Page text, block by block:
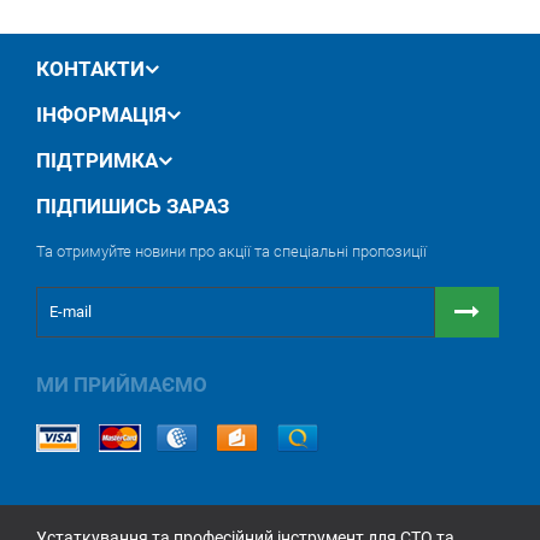
КОНТАКТИ
ІНФОРМАЦІЯ
ПІДТРИМКА
ПІДПИШИСЬ ЗАРАЗ
Та отримуйте новини про акції та спеціальні пропозиції
МИ ПРИЙМАЄМО